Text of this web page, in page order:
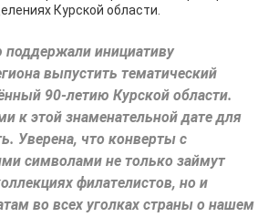
Курской области.
инициативу
выпустить тематический
90-летию Курской области.
к этой знаменательной дате для
Уверена, что конверты с
символами не только займут
филателистов, но и
во всех уголках страны о нашем